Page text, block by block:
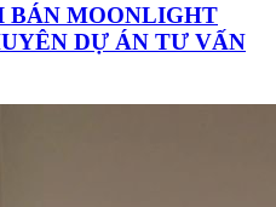
BÁN MOONLIGHT
DỰ ÁN TƯ VẤN